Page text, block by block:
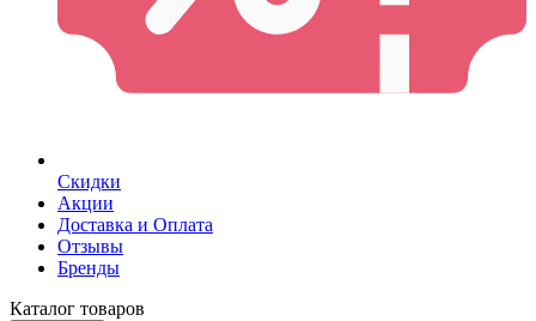
Скидки
Акции
Доставка и Оплата
Отзывы
Бренды
Каталог товаров